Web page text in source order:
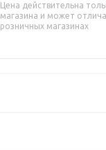
Цена действительна
магазина и может
розничных магазинах